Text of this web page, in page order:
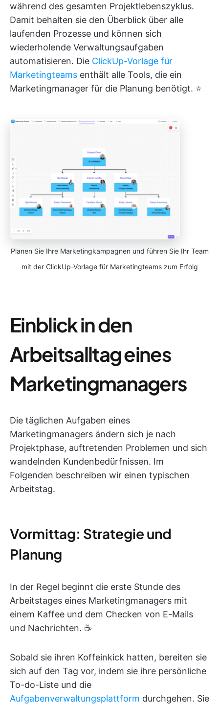
während des gesamten Projektlebenszyklus.
Damit behalten sie den Überblick über alle
laufenden Prozesse und können sich
wiederholende Verwaltungsaufgaben
automatisieren. Die ClickUp-Vorlage für
Marketingteams enthält alle Tools, die ein
Marketingmanager für die Planung benötigt. ⭐
Planen Sie Ihre Marketingkampagnen und führen Sie Ihr Team
mit der ClickUp-Vorlage für Marketingteams zum Erfolg
Einblick in den
Arbeitsalltag eines
Marketingmanagers
Die täglichen Aufgaben eines
Marketingmanagers ändern sich je nach
Projektphase, auftretenden Problemen und sich
wandelnden Kundenbedürfnissen. Im
Folgenden beschreiben wir einen typischen
Arbeitstag.
Vormittag: Strategie und
Planung
In der Regel beginnt die erste Stunde des
Arbeitstages eines Marketingmanagers mit
einem Kaffee und dem Checken von E-Mails
und Nachrichten. ☕
Sobald sie ihren Koffeinkick hatten, bereiten sie
sich auf den Tag vor, indem sie ihre persönliche
To-do-Liste und die
Aufgabenverwaltungsplattform durchgehen. Sie